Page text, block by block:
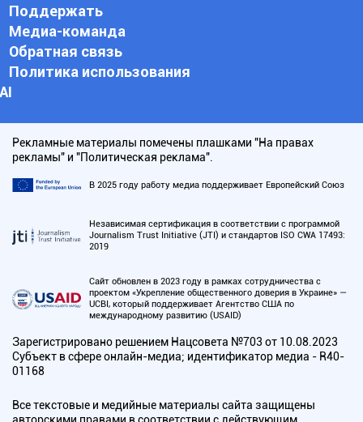
Поддержать
Медиа-команда
Обратная связь
Политика использования
АI
Рекламные материалы помечены плашками "На правах
рекламы" и "Политическая реклама".
В 2025 году работу медиа поддерживает Европейский Союз
Независимая сертификация в соответствии с программой
Journalism Trust Initiative (JTI) и стандартов ISO CWA 17493:
2019
Сайт обновлен в 2023 году в рамках сотрудничества с
проектом «Укрепление общественного доверия в Украине» —
UCBI, который поддерживает Агентство США по
международному развитию (USAID)
Зарегистрировано решением Нацсовета №703 от 10.08.2023
Субъект в сфере онлайн-медиа; идентификатор медиа - R40-
01168
Все текстовые и медийные материалы сайта защищены